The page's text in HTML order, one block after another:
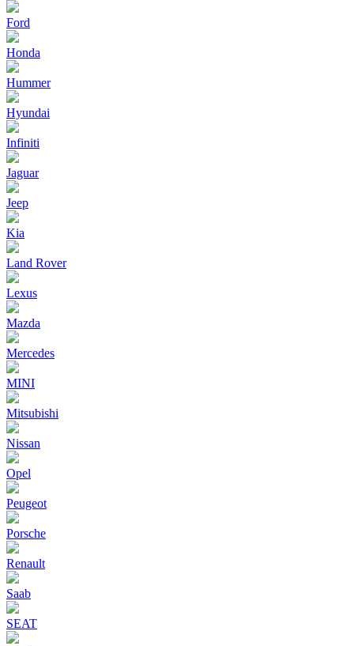
Ford
Honda
Hummer
Hyundai
Infiniti
Jaguar
Jeep
Kia
Land Rover
Lexus
Mazda
Mercedes
MINI
Mitsubishi
Nissan
Opel
Peugeot
Porsche
Renault
Saab
SEAT